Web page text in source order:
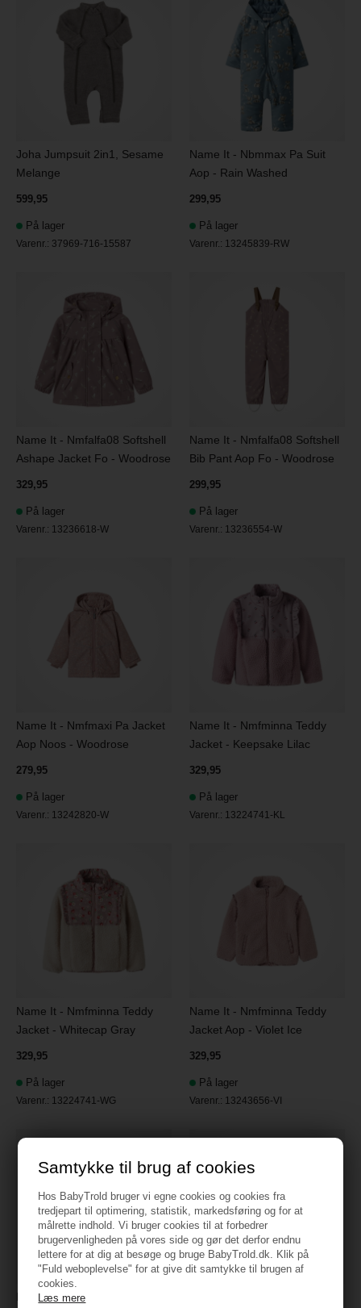
Samtykke til brug af cookies
Hos BabyTrold bruger vi egne cookies og cookies fra
tredjepart til optimering, statistik, markedsføring og for at
målrette indhold. Vi bruger cookies til at forbedrer
brugervenligheden på vores side og gør det derfor endnu
lettere for at dig at besøge og bruge BabyTrold.dk. Klik på
"Fuld weboplevelse" for at give dit samtykke til brugen af
cookies.
Læs mere
Joha Jumpsuit 2in1, Sesame
Melange
599,95
På lager
Varenr.: 37969-716-15587
Name It - Nbmmax Pa Suit
Aop - Rain Washed
299,95
På lager
Varenr.: 13245839-RW
Name It - Nmfalfa08 Softshell
Ashape Jacket Fo - Woodrose
329,95
På lager
Varenr.: 13236618-W
Name It - Nmfalfa08 Softshell
Bib Pant Aop Fo - Woodrose
299,95
På lager
Varenr.: 13236554-W
Name It - Nmfmaxi Pa Jacket
Aop Noos - Woodrose
279,95
På lager
Varenr.: 13242820-W
Name It - Nmfminna Teddy
Jacket - Keepsake Lilac
329,95
På lager
Varenr.: 13224741-KL
Name It - Nmfminna Teddy
Jacket - Whitecap Gray
329,95
På lager
Varenr.: 13224741-WG
Name It - Nmfminna Teddy
Jacket Aop - Violet Ice
329,95
På lager
Varenr.: 13243656-VI
Name It - Nmmalfa08